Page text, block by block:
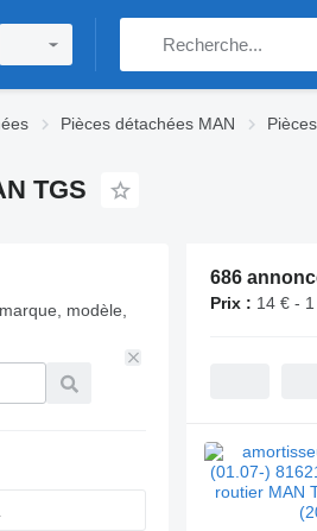
Pièces détachées MAN
TGS
modèle,
686
Prix : 14 € -